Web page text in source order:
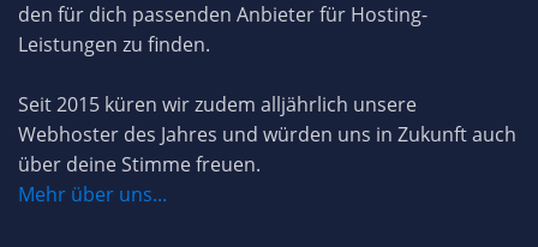
den für dich passenden Anbieter für Hosting-
Leistungen zu finden.
Seit 2015 küren wir zudem alljährlich unsere
Webhoster des Jahres und würden uns in Zukunft auch
über deine Stimme freuen.
Mehr über uns...